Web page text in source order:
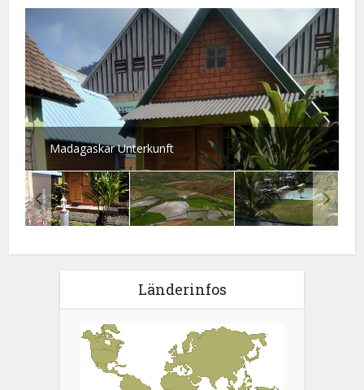
Madagaskar Unterkunft
Länderinfos